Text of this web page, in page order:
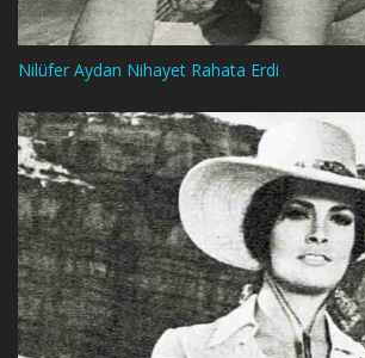
Nilüfer Aydan Nihayet Rahata Erdi